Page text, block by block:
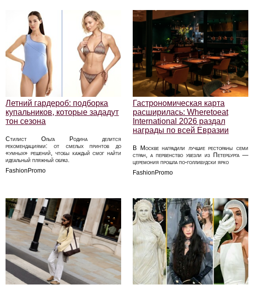
Летний гардероб: подборка
купальников, которые зададут
тон сезона
Стилист Ольга Родина делится
рекомендациями: от смелых принтов до
«умных» решений, чтобы каждый смог найти
идеальный пляжный образ.
FashionPromo
Гастрономическая карта
расширилась: Wheretoeat
International 2026 раздал
награды по всей Евразии
В Москве наградили лучшие рестораны семи
стран, а первенство увезли из Петербурга —
церемония прошла по-голливудски ярко
FashionPromo